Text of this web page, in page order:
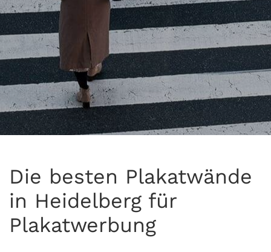
Die besten Plakatwände
in Heidelberg für
Plakatwerbung